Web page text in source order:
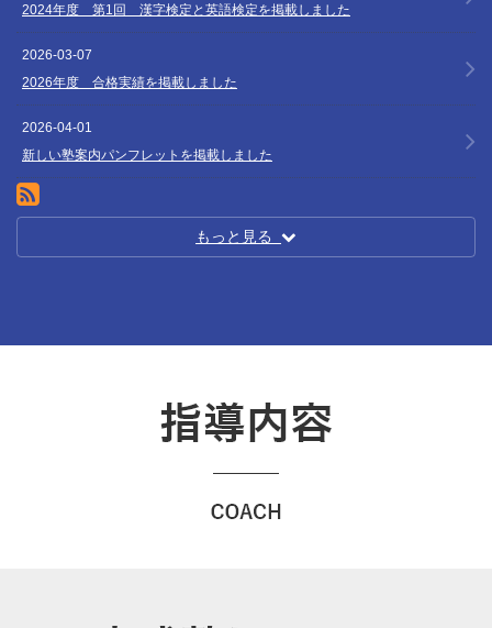
2024年度 第1回 漢字検定と英語検定を掲載しました
2026-03-07
2026年度 合格実績を掲載しました
2026-04-01
新しい塾案内パンフレットを掲載しました
RSS(別ウィンドウで開きます)
もっと見る